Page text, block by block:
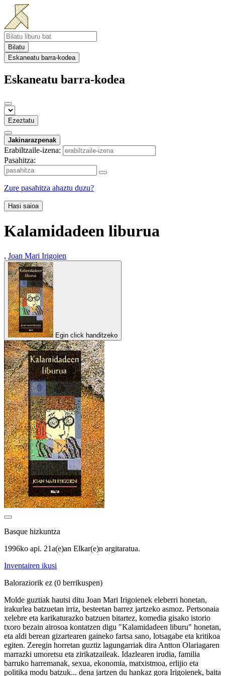
Bilatu
Eskaneatu barra-kodea
Eskaneatu barra-kodea
Ezeztatu
Jakinarazpenak
Erabiltzaile-izena:
Pasahitza:
Zure pasahitza ahaztu duzu?
Hasi saioa
Kalamidadeen liburua
, Joan Mari Irigoien
Egin click handitzeko
Basque hizkuntza
1996ko api. 21a(e)an Elkar(e)n argitaratua.
Inventairen ikusi
Baloraziorik ez (0 berrikuspen)
Molde guztiak hautsi ditu Joan Mari Irigoienek eleberri honetan,
irakurlea batzuetan irriz, besteetan barrez jartzeko asmoz. Pertsonaia
xelebre eta karikaturazko batzuen bitartez, komedia gisako istorio
txoro bezain airosoa kontatzen digu "Kalamidadeen liburu" honetan,
eta aldi berean gizartearen gaineko fartsa sano, lotsagabe eta kritikoa
egiten. Zeregin horretan guztiz lagungarriak dira Antton Olariagaren
marrazki umoretsu eta zirikatzaileak. Idazlearen irudia, familia
barruko harremanak, sexua, ekonomia, matxistmoa, erlijio eta
politika modu batzuk... dena jartzen du hankaz gora Irigoienek, baita